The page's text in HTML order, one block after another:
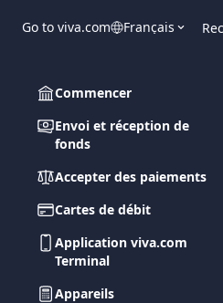
Go to viva.com Français
Commencer
Envoi et réception de
fonds
Accepter des paiements
Cartes de débit
Application viva.com
Terminal
Appareils